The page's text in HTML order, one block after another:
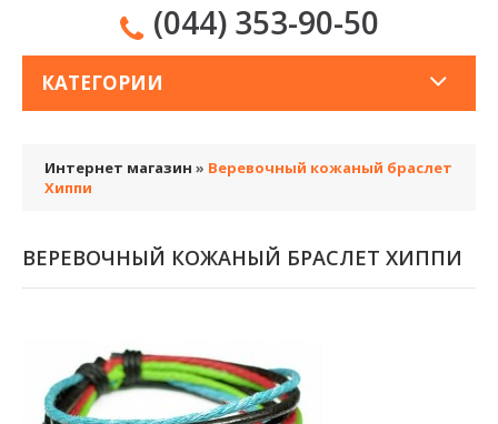
(044) 353-90-50
КАТЕГОРИИ
Интернет магазин » Веревочный кожаный браслет
Хиппи
ВЕРЕВОЧНЫЙ КОЖАНЫЙ БРАСЛЕТ ХИППИ